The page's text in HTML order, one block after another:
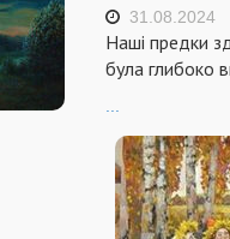
31.08.2024
Наші предки
була глибоко
...